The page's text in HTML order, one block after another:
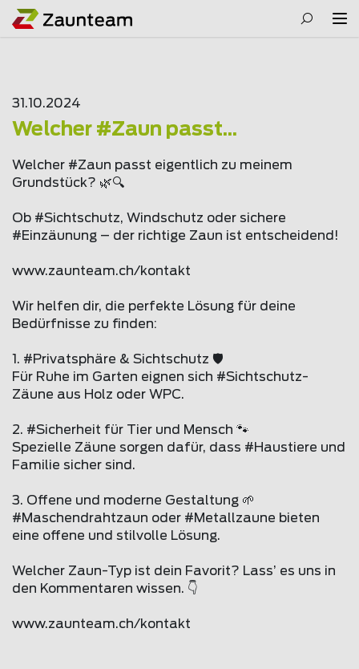
31.10.2024
Welcher #Zaun passt...
Welcher #Zaun passt eigentlich zu meinem
Grundstück? 🌿🔍
Ob #Sichtschutz, Windschutz oder sichere
#Einzäunung – der richtige Zaun ist entscheidend!
www.zaunteam.ch/kontakt
Wir helfen dir, die perfekte Lösung für deine
Bedürfnisse zu finden:
1. #Privatsphäre & Sichtschutz 🛡️
Für Ruhe im Garten eignen sich #Sichtschutz-
Zäune aus Holz oder WPC.
2. #Sicherheit für Tier und Mensch 🐾
Spezielle Zäune sorgen dafür, dass #Haustiere und
Familie sicher sind.
3. Offene und moderne Gestaltung 🌱
#Maschendrahtzaun oder #Metallzaune bieten
eine offene und stilvolle Lösung.
Welcher Zaun-Typ ist dein Favorit? Lass’ es uns in
den Kommentaren wissen. 👇
www.zaunteam.ch/kontakt